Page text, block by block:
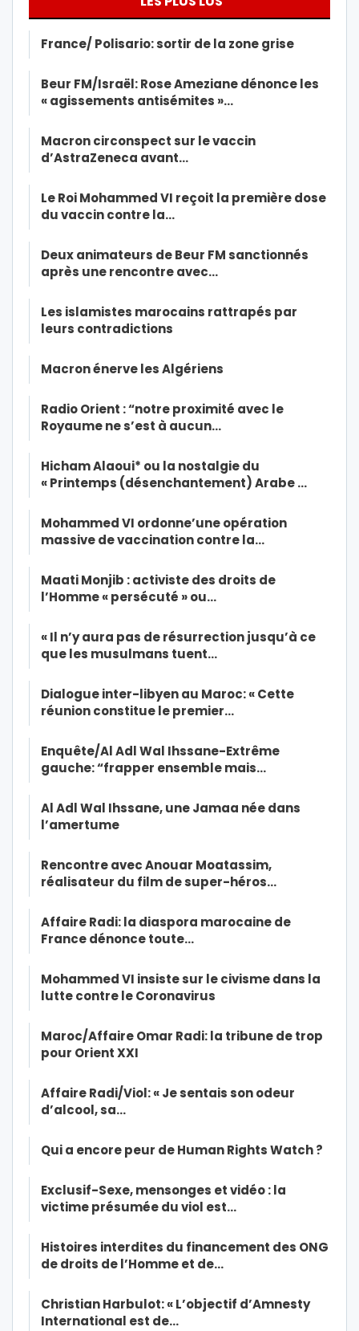
France/ Polisario: sortir de la zone grise
Beur FM/Israël: Rose Ameziane dénonce les
« agissements antisémites »…
Macron circonspect sur le vaccin
d’AstraZeneca avant…
Le Roi Mohammed VI reçoit la première dose
du vaccin contre la…
Deux animateurs de Beur FM sanctionnés
après une rencontre avec…
Les islamistes marocains rattrapés par
leurs contradictions
Macron énerve les Algériens
Radio Orient : “notre proximité avec le
Royaume ne s’est à aucun…
Hicham Alaoui* ou la nostalgie du
« Printemps (désenchantement) Arabe …
Mohammed VI ordonne’une opération
massive de vaccination contre la…
Maati Monjib : activiste des droits de
l’Homme « persécuté » ou…
« Il n’y aura pas de résurrection jusqu’à ce
que les musulmans tuent…
Dialogue inter-libyen au Maroc: « Cette
réunion constitue le premier…
Enquête/Al Adl Wal Ihssane-Extrême
gauche: “frapper ensemble mais…
Al Adl Wal Ihssane, une Jamaa née dans
l’amertume
Rencontre avec Anouar Moatassim,
réalisateur du film de super-héros…
Affaire Radi: la diaspora marocaine de
France dénonce toute…
Mohammed VI insiste sur le civisme dans la
lutte contre le Coronavirus
Maroc/Affaire Omar Radi: la tribune de trop
pour Orient XXI
Affaire Radi/Viol: « Je sentais son odeur
d’alcool, sa…
Qui a encore peur de Human Rights Watch ?
Exclusif-Sexe, mensonges et vidéo : la
victime présumée du viol est…
Histoires interdites du financement des ONG
de droits de l’Homme et de…
Christian Harbulot: « L’objectif d’Amnesty
International est de…